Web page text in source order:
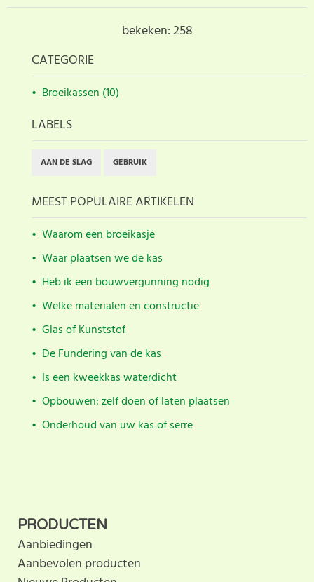
bekeken: 258
CATEGORIE
Broeikassen (10)
LABELS
AAN DE SLAG GEBRUIK
MEEST POPULAIRE ARTIKELEN
Waarom een broeikasje
Waar plaatsen we de kas
Heb ik een bouwvergunning nodig
Welke materialen en constructie
Glas of Kunststof
De Fundering van de kas
Is een kweekkas waterdicht
Opbouwen: zelf doen of laten plaatsen
Onderhoud van uw kas of serre
PRODUCTEN
Aanbiedingen
Aanbevolen producten